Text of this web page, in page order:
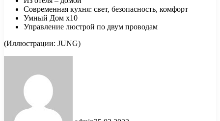
Современная кухня: свет, безопасность, комфорт
Умный Дом x10
Управление люстрой по двум проводам
(Иллюстрации: JUNG)